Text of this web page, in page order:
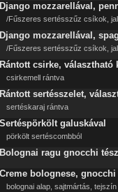
Django mozzarellával,
/Fűszeres sertésszűz csíkok,
Django mozzarellával,
/Fűszeres sertésszűz csíkok,
Rántott csirke, választható
csirkemell rántva
Rántott sertésszelet,
sertéskaraj rántva
Sertéspörkölt galuskával
pörkölt sertéscombból
Bolognai ragu gnocchi
Creme bolognese,
bolognai alap, sajtmártás, tejszín